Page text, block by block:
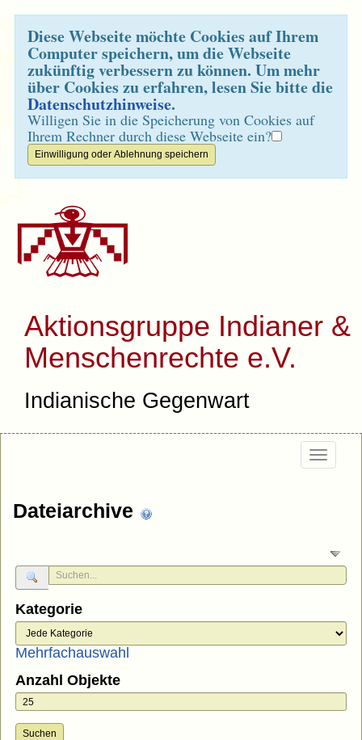
Diese Webseite möchte Cookies auf Ihrem
Computer speichern, um die Webseite
zukünftig verbessern zu können. Um mehr
über Cookies zu erfahren, lesen Sie bitte die
Datenschutzhinweise.
Willigen Sie in die Speicherung von Cookies auf
Ihrem Rechner durch diese Webseite ein?
Aktionsgruppe Indianer &
Menschenrechte e.V.
Indianische Gegenwart
Dateiarchive
Kategorie
Mehrfachauswahl
Anzahl Objekte
Suchen